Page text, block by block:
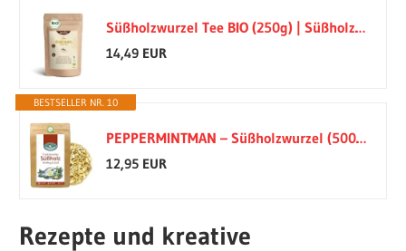
Süßholzwurzel Tee BIO (250g) | Süßholzwurzeltee | Süßholz-Wurzel getrocknet geschnitten enthält Lakritz | vom Achterhof
14,49 EUR
BESTSELLER NR. 10
PEPPERMINTMAN – Süßholzwurzel (500g) - Getrocknet & Geschnitten - 100% Natürliche Süße - Ohne Zusatzstoffe - Süßholz Tee (Glycyrrhiza glabra) - Premium Qualität
12,95 EUR
Rezepte und kreative